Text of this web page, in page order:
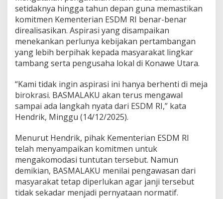
setidaknya hingga tahun depan guna memastikan
komitmen Kementerian ESDM RI benar-benar
direalisasikan. Aspirasi yang disampaikan
menekankan perlunya kebijakan pertambangan
yang lebih berpihak kepada masyarakat lingkar
tambang serta pengusaha lokal di Konawe Utara.
“Kami tidak ingin aspirasi ini hanya berhenti di meja
birokrasi. BASMALAKU akan terus mengawal
sampai ada langkah nyata dari ESDM RI,” kata
Hendrik, Minggu (14/12/2025).
Menurut Hendrik, pihak Kementerian ESDM RI
telah menyampaikan komitmen untuk
mengakomodasi tuntutan tersebut. Namun
demikian, BASMALAKU menilai pengawasan dari
masyarakat tetap diperlukan agar janji tersebut
tidak sekadar menjadi pernyataan normatif.